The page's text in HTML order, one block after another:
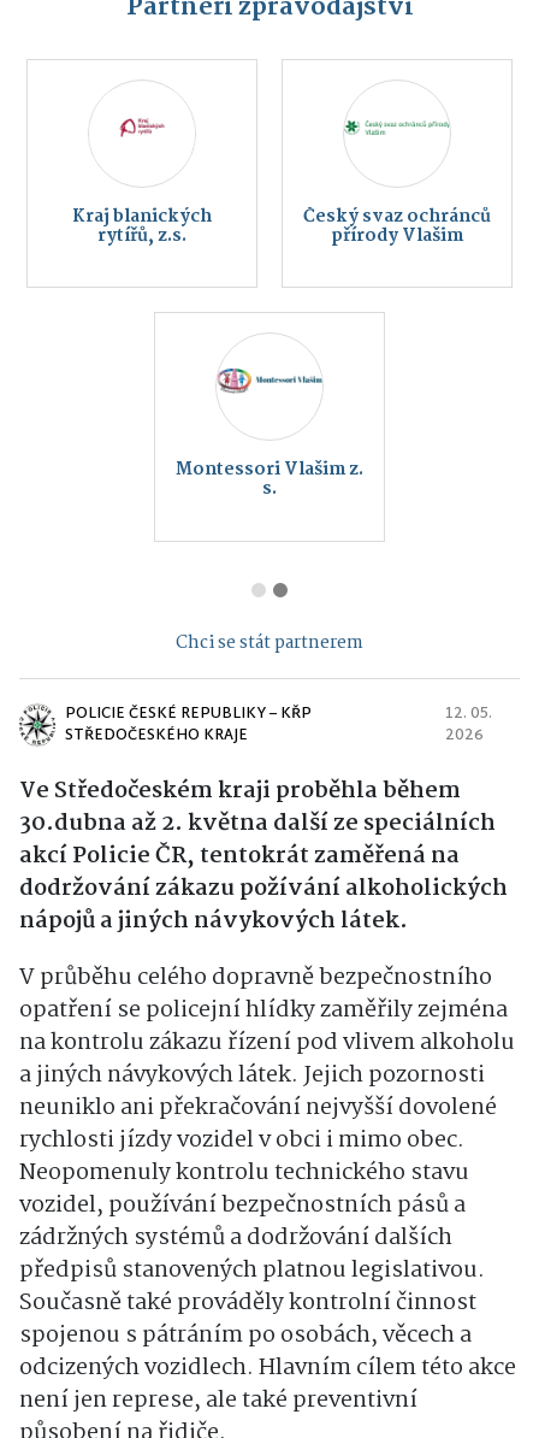
Kraj blanických
rytířů, z.s.
Český svaz ochránců
přírody Vlašim
Montessori Vlašim z.
s.
Chci se stát partnerem
POLICIE ČESKÉ REPUBLIKY – KŘP
STŘEDOČESKÉHO KRAJE
12. 05.
2026
Ve Středočeském kraji proběhla během
30.dubna až 2. května další ze speciálních
akcí Policie ČR, tentokrát zaměřená na
dodržování zákazu požívání alkoholických
nápojů a jiných návykových látek.
V průběhu celého dopravně bezpečnostního
opatření se policejní hlídky zaměřily zejména
na kontrolu zákazu řízení pod vlivem alkoholu
a jiných návykových látek. Jejich pozornosti
neuniklo ani překračování nejvyšší dovolené
rychlosti jízdy vozidel v obci i mimo obec.
Neopomenuly kontrolu technického stavu
vozidel, používání bezpečnostních pásů a
zádržných systémů a dodržování dalších
předpisů stanovených platnou legislativou.
Současně také prováděly kontrolní činnost
spojenou s pátráním po osobách, věcech a
odcizených vozidlech. Hlavním cílem této akce
není jen represe, ale také preventivní